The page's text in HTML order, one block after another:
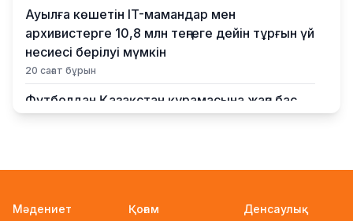
Ауылға көшетін IT-мамандар мен
архивистерге 10,8 млн теңгеге дейін тұрғын үй
несиесі берілуі мүмкін
20 сағат бұрын
Футболдан Қазақстан құрамасына жаңа бас
бапкер келеді
«Қазақтелекомның» екі қызметкері жұмыс
23 сағат бұрын
Мәдениет
Қоғам
Денсаулық